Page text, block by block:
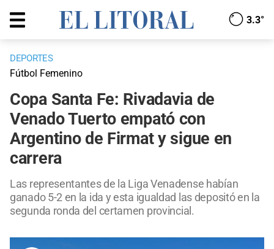
3.3°
DEPORTES
Fútbol Femenino
Copa Santa Fe: Rivadavia de
Venado Tuerto empató con
Argentino de Firmat y sigue en
carrera
Las representantes de la Liga Venadense habían
ganado 5-2 en la ida y esta igualdad las depositó en la
segunda ronda del certamen provincial.